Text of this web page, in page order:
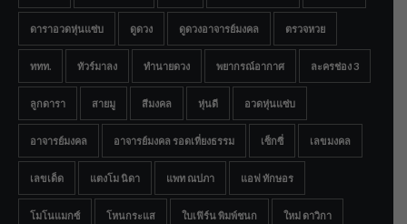
ดาราอวดหุ่นแซ่บ ดูดวง ดูดวงอาจารย์มงคล ตรวจหวย
ททท. ทัวร์มาลง ทำนายดวง พยากรณ์อากาศ ละครช่อง 3
ลูกดารา สายมู สีมงคล หุ่นดี อวดหุ่นแซ่บ
อาจารย์มงคล อาจารย์มงคล รอดเที่ยงธรรม เซ็กซี่ เลขมงคล
เลขเด็ด แตงโม นิดา แพท ณปภา แอฟ ทักษอร
โมโนแมกซ์ โหนกระแส ใบเฟิร์น พิมพ์ชนก ใหม่ ดาวิกา